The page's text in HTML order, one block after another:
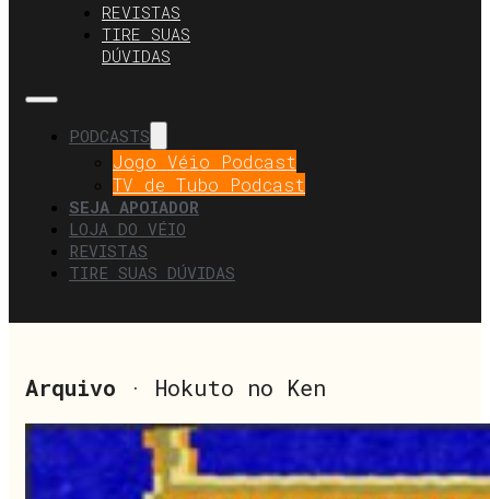
REVISTAS
TIRE SUAS
DÚVIDAS
PODCASTS
Jogo Véio Podcast
TV de Tubo Podcast
SEJA APOIADOR
LOJA DO VÉIO
REVISTAS
TIRE SUAS DÚVIDAS
Arquivo · Hokuto no Ken